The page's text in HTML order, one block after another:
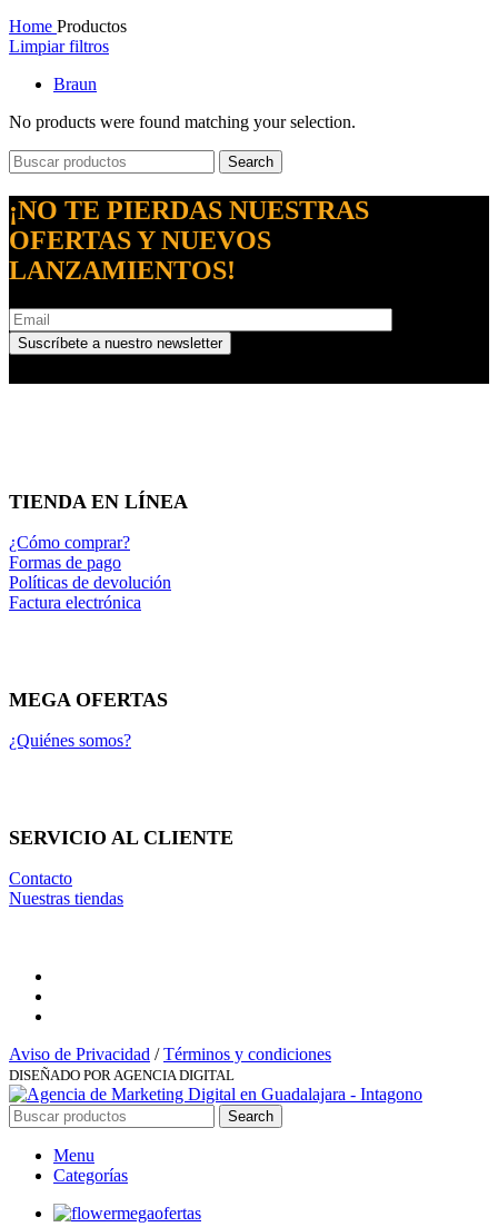
Home Productos
Limpiar filtros
Braun
No products were found matching your selection.
Search
¡NO TE PIERDAS NUESTRAS
OFERTAS Y NUEVOS
LANZAMIENTOS!
TIENDA EN LÍNEA
¿Cómo comprar?
Formas de pago
Políticas de devolución
Factura electrónica
MEGA OFERTAS
¿Quiénes somos?
SERVICIO AL CLIENTE
Contacto
Nuestras tiendas
Aviso de Privacidad /Términos y condiciones
DISEÑADO POR AGENCIA DIGITAL
Search
Menu
Categorías
megaofertas